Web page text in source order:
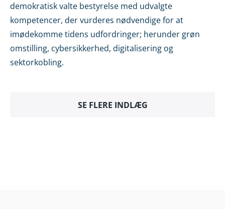
demokratisk valte bestyrelse med udvalgte
kompetencer, der vurderes nødvendige for at
imødekomme tidens udfordringer; herunder grøn
omstilling, cybersikkerhed, digitalisering og
sektorkobling.
SE FLERE INDLÆG